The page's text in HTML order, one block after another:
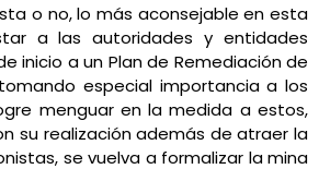
o no, lo más aconsejable en esta
a las autoridades y entidades
inicio a un Plan de Remediación de
especial importancia a los
menguar en la medida a estos,
su realización además de atraer la
se vuelva a formalizar la mina